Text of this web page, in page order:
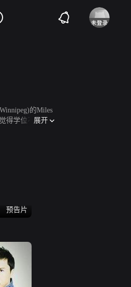
的Miles
得学位不够，所
电影方面发
展开
预告片